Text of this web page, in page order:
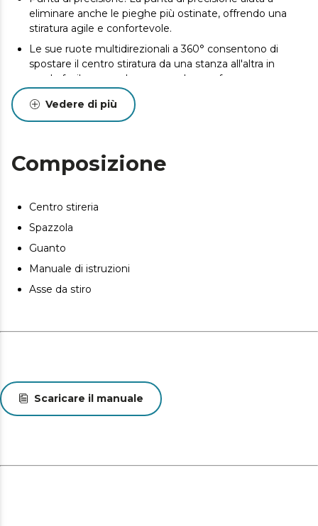
eliminare anche le pieghe più ostinate, offrendo una
stiratura agile e confortevole.
Le sue ruote multidirezionali a 360° consentono di
spostare il centro stiratura da una stanza all'altra in
modo facile, comodo e senza alcuno sforzo.
Comprende accessori come un guanto ignifugo e una
spazzola per rimuovere lanugine, fili e spazzolare i
Vedere di più
Composizione
Centro stireria
Spazzola
Guanto
Manuale di istruzioni
Asse da stiro
Scaricare il manuale